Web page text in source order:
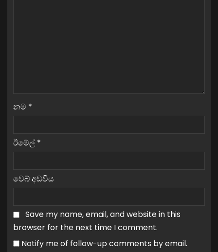
නම *
ඊමේල් *
වෙබ් අඩවිය
Save my name, email, and website in this
browser for the next time I comment.
Notify me of follow-up comments by email.